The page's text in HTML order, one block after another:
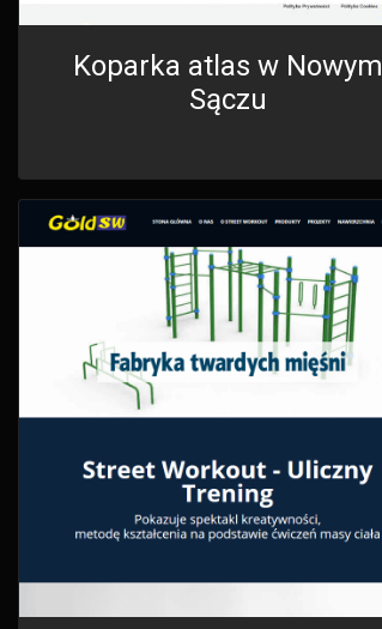
Koparka atlas w Nowym
Sączu